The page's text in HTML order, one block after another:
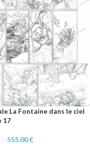
La Fontaine dans le ciel
17
555,00€